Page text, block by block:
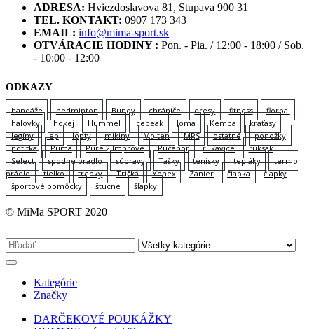
ADRESA: Hviezdoslavova 81, Stupava 900 31
TEL. KONTAKT: 0907 173 343
EMAIL: info@mima-sport.sk
OTVÁRACIE HODINY : Pon. - Pia. / 12:00 - 18:00 / Sob.
- 10:00 - 12:00
ODKAZY
bandáže bedminton Bundy chrániče dresy fitness
florbal
halovky
hokej Hummel Icepeak Joma Kempa
kraťasy
legíny
lep lopty mikiny Molten MPS ostatné
ponožky
potítka
Puma Pure 2 Improve Rucanor rukavice
ruksak
Select
spodne pradlo súpravy Tašky tenisky tepláky
termo
prádlo
tielko trenky Tričká Yonex Zanier čiapka
čiapky
športové pomôcky
štucne šľapky
© MiMa SPORT 2020
Kategórie
Značky
DARČEKOVÉ POUKÁŽKY